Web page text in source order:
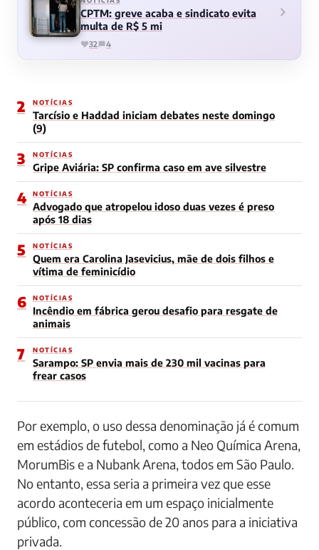
CPTM: greve acaba e sindicato evita
multa de R$ 5 mi
32 4
2 NOTÍCIAS
Tarcísio e Haddad iniciam debates neste domingo
(9)
3 NOTÍCIAS
Gripe Aviária: SP confirma caso em ave silvestre
4 NOTÍCIAS
Advogado que atropelou idoso duas vezes é preso
após 18 dias
5 NOTÍCIAS
Quem era Carolina Jasevicius, mãe de dois filhos e
vítima de feminicídio
6 NOTÍCIAS
Incêndio em fábrica gerou desafio para resgate de
animais
7 NOTÍCIAS
Sarampo: SP envia mais de 230 mil vacinas para
frear casos
Por exemplo, o uso dessa denominação já é comum
em estádios de futebol, como a Neo Química Arena,
MorumBis e a Nubank Arena, todos em São Paulo.
No entanto, essa seria a primeira vez que esse
acordo aconteceria em um espaço inicialmente
público, com concessão de 20 anos para a iniciativa
privada.